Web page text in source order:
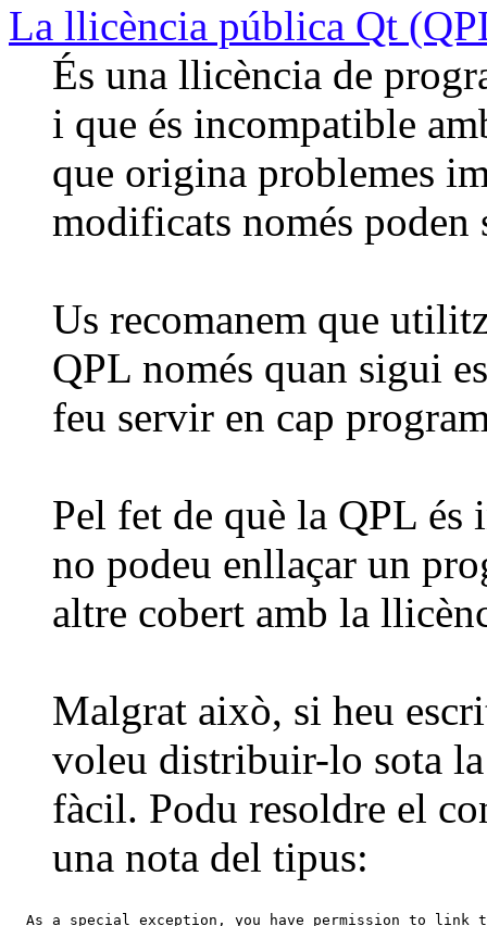
La llicència pública Qt
És una llicència de
i que és incompatible
que origina problemes
modificats només poden
Us recomanem que
QPL només quan sigui
feu servir en cap
Pel fet de què la QPL
no podeu enllaçar un
altre cobert amb la
Malgrat això, si heu
voleu distribuir-lo sota
fàcil. Podu resoldre el
una nota del tipus:
As a special exception, you have permission to link